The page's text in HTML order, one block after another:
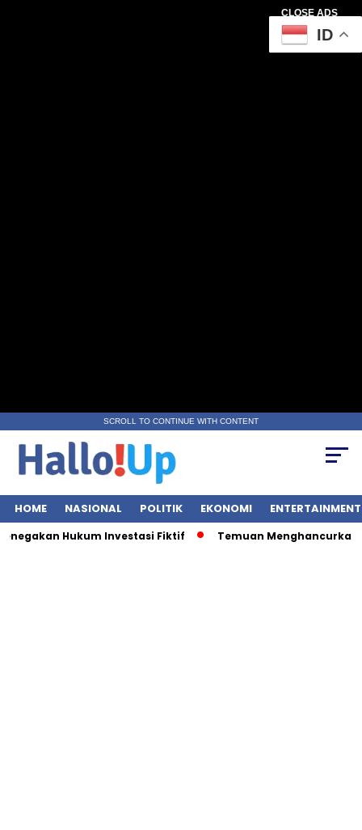
CLOSE ADS
SCROLL TO CONTINUE WITH CONTENT
HOME NASIONAL POLITIK EKONOMI ENTERTAINMENT
Hukum Investasi Fiktif Temuan Menghancurkan: 9
ID